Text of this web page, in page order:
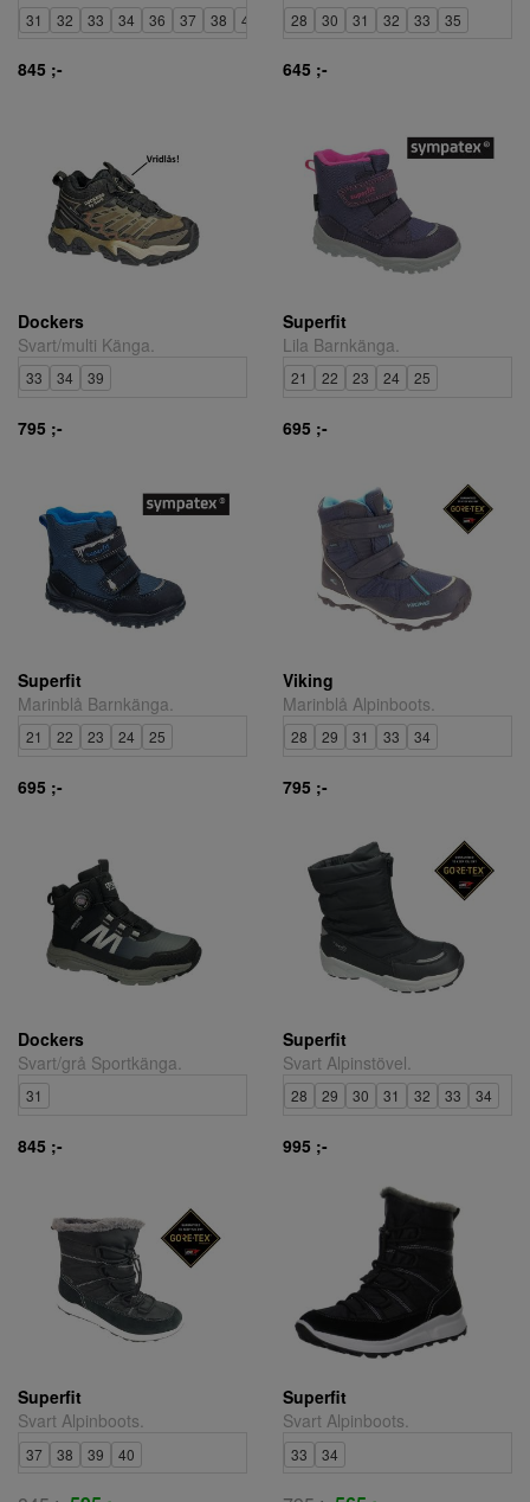
31 32 33 34 36 37 38 40
845 ;-
28 30 31 32 33 35
645 ;-
Dockers
Svart/multi Känga.
33 34 39
795 ;-
Superfit
Lila Barnkänga.
21 22 23 24 25
695 ;-
Superfit
Marinblå Barnkänga.
21 22 23 24 25
695 ;-
Viking
Marinblå Alpinboots.
28 29 31 33 34
795 ;-
Dockers
Svart/grå Sportkänga.
31
845 ;-
Superfit
Svart Alpinstövel.
28 29 30 31 32 33 34
995 ;-
Superfit
Svart Alpinboots.
37 38 39 40
Superfit
Svart Alpinboots.
33 34